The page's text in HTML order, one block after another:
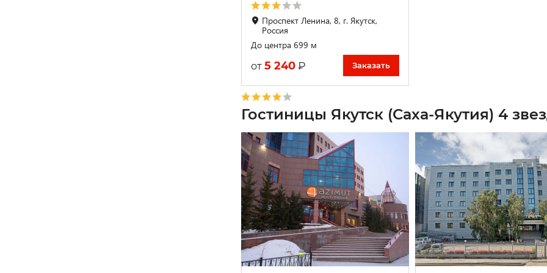
Проспект Ленина, 8, г. Якутск,
Россия
До центра 699 м
от 5 240 ₽ Заказать
Гостиницы Якутск (Саха-Якутия) 4